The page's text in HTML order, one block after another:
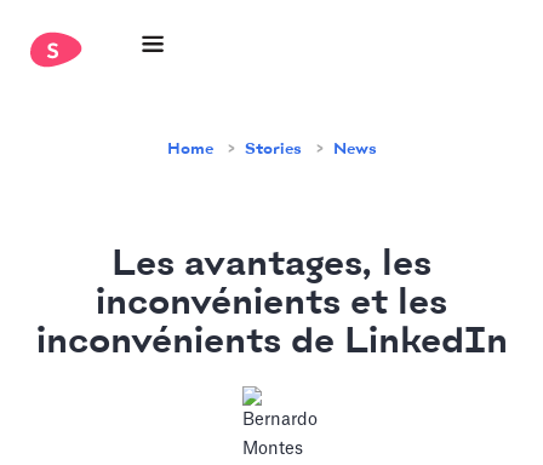
Home Stories News
Les avantages, les
inconvénients et les
inconvénients de LinkedIn